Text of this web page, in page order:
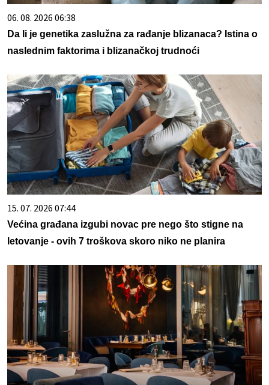
06. 08. 2026 06:38
Da li je genetika zaslužna za rađanje blizanaca? Istina o
naslednim faktorima i blizanačkoj trudnoći
15. 07. 2026 07:44
Većina građana izgubi novac pre nego što stigne na
letovanje - ovih 7 troškova skoro niko ne planira